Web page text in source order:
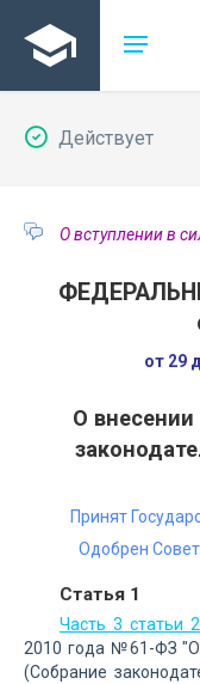
Действует
О вступлении в
от 29
О
Принят
Одобрен
Статья 1
Часть 3 статьи
2010 года №61-ФЗ
(Собрание